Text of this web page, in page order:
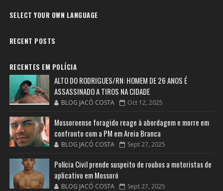
SELECT YOUR OWN LANGUAGE
RECENT POSTS
RECENTES EM POLÍCIA
ALTO DO RODRIGUES/RN: HOMEM DE 26 ANOS É
ASSASSINADO A TIROS NA CIDADE
BLOG JACÓ COSTA Oct 12, 2025
Mossoroense foragido reage à abordagem e morre em
confronto com a PM em Areia Branca
BLOG JACÓ COSTA Sept 27, 2025
Polícia Civil prende suspeito de roubos a motoristas de
aplicativo em Mossoró
BLOG JACÓ COSTA Sept 27, 2025